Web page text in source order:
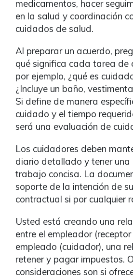
medicamentos, hacer
en la salud y coordinación
cuidados de salud.
Al preparar un acuerdo,
qué significa cada tarea de
por ejemplo, ¿qué es
¿Incluye un baño,
Si define de manera
cuidado y el tiempo
será una evaluación de
Los cuidadores deben
diario detallado y tener una
trabajo concisa. La
soporte de la intención de
contractual si por cualquier
Usted está creando una
entre el empleador
empleado (cuidador), una
retener y pagar impuestos.
consideraciones son si